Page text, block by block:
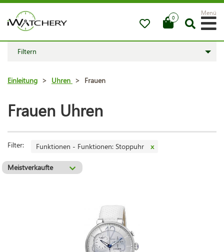
0
Menü
Filtern
Einleitung > Uhren > Frauen
Frauen Uhren
Filter: Funktionen - Funktionen: Stoppuhr x